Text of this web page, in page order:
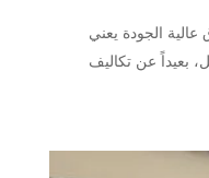
الجودة يعني
بعيداً عن تكاليف